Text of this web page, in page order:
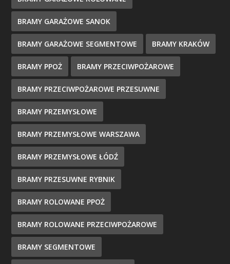
BRAMY GARAŻOWE SANOK
BRAMY GARAŻOWE SEGMENTOWE BRAMY KRAKÓW
BRAMY PPOŻ BRAMY PRZECIWPOŻAROWE
BRAMY PRZECIWPOŻAROWE PRZESUWNE
BRAMY PRZEMYSŁOWE
BRAMY PRZEMYSŁOWE WARSZAWA
BRAMY PRZEMYSŁOWE ŁÓDŹ
BRAMY PRZESUWNE RYBNIK
BRAMY ROLOWANE PPOŻ
BRAMY ROLOWANE PRZECIWPOŻAROWE
BRAMY SEGMENTOWE